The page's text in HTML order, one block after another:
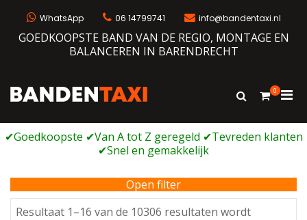
WhatsApp 06 14799741 info@bandentaxi.nl
GOEDKOOPSTE BAND VAN DE REGIO, MONTAGE EN
BALANCEREN IN BARENDRECHT
Bandengarage met eigen webshop
Toon
0
voor
Open filter
Resultaat 1–16 van de 10306 resultaten wordt